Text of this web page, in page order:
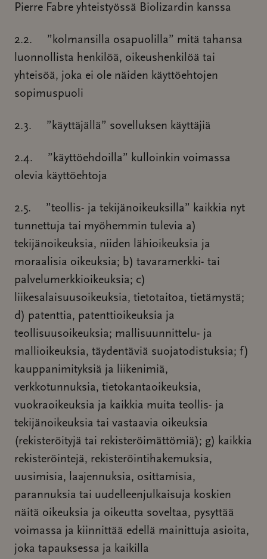
Pierre Fabre yhteistyössä Biolizardin kanssa
2.2. ”kolmansilla osapuolilla” mitä tahansa
luonnollista henkilöä, oikeushenkilöä tai
yhteisöä, joka ei ole näiden käyttöehtojen
sopimuspuoli
2.3. ”käyttäjällä” sovelluksen käyttäjiä
2.4. ”käyttöehdoilla” kulloinkin voimassa
olevia käyttöehtoja
2.5. ”teollis- ja tekijänoikeuksilla” kaikkia nyt
tunnettuja tai myöhemmin tulevia a)
tekijänoikeuksia, niiden lähioikeuksia ja
moraalisia oikeuksia; b) tavaramerkki- tai
palvelumerkkioikeuksia; c)
liikesalaisuusoikeuksia, tietotaitoa, tietämystä;
d) patenttia, patenttioikeuksia ja
teollisuusoikeuksia; mallisuunnittelu- ja
mallioikeuksia, täydentäviä suojatodistuksia; f)
kauppanimityksiä ja liikenimiä,
verkkotunnuksia, tietokantaoikeuksia,
vuokraoikeuksia ja kaikkia muita teollis- ja
tekijänoikeuksia tai vastaavia oikeuksia
(rekisteröityjä tai rekisteröimättömiä); g) kaikkia
rekisteröintejä, rekisteröintihakemuksia,
uusimisia, laajennuksia, osittamisia,
parannuksia tai uudelleenjulkaisuja koskien
näitä oikeuksia ja oikeutta soveltaa, pysyttää
voimassa ja kiinnittää edellä mainittuja asioita,
joka tapauksessa ja kaikilla